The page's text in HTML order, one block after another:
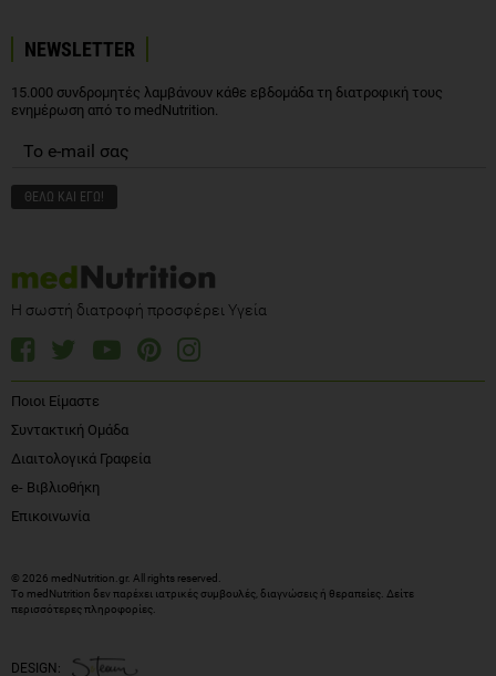
NEWSLETTER
15.000 συνδρομητές λαμβάνουν κάθε εβδομάδα τη διατροφική τους
ενημέρωση από το medNutrition.
Η σωστή διατροφή προσφέρει Υγεία
Ποιοι Είμαστε
Συντακτική Ομάδα
Διαιτολογικά Γραφεία
e- Βιβλιοθήκη
Επικοινωνία
© 2026 medNutrition.gr. All rights reserved.
Το medNutrition δεν παρέχει ιατρικές συμβουλές, διαγνώσεις ή θεραπείες. Δείτε
περισσότερες πληροφορίες.
DESIGN: